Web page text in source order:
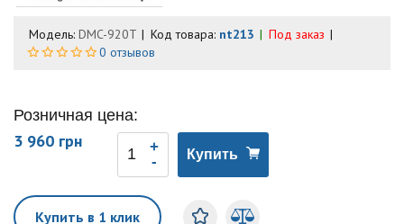
Модель: DMC-920T Код товара: nt213
Под заказ
0 отзывов
Розничная цена:
3 960 грн
Купить
Купить в 1 клик